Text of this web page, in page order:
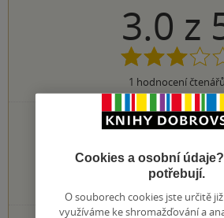
3.0 z
1 hodnocení čtenářů
0×
5
1×
3 hvězdičky
0×
2 hvězdičky
Cookies a osobní
potřebují.
O souborech cookies jste určitě
využíváme ke shromažďování a